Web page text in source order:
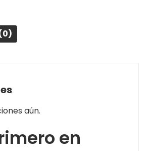
aún.
en